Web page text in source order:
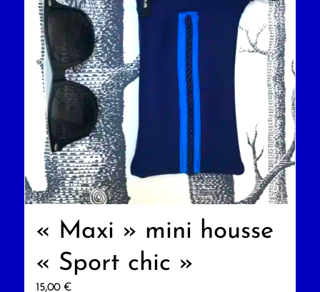
« Maxi » mini housse
« Sport chic »
15,00 €